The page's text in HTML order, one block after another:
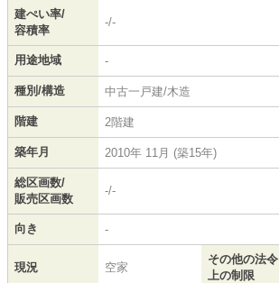
建ぺい率/
容積率
-/-
用途地域 -
種別/構造 中古一戸建/木造
階建 2階建
築年月 2010年 11月 (築15年)
総区画数/
販売区画数
-/-
向き -
現況 空家
その他の法令
上の制限